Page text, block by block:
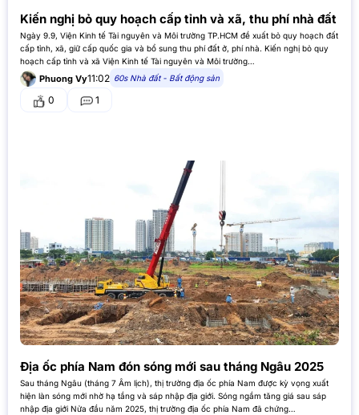
Kiến nghị bỏ quy hoạch cấp tỉnh và xã, thu phí nhà đất
Ngày 9.9, Viện Kinh tế Tài nguyên và Môi trường TP.HCM đề xuất bỏ quy hoạch đất
cấp tỉnh, xã, giữ cấp quốc gia và bổ sung thu phí đất ở, phí nhà. Kiến nghị bỏ quy
hoạch cấp tỉnh và xã Viện Kinh tế Tài nguyên và Môi trường…
Phuong Vy11:02 60s Nhà đất - Bất động sản
0 1
Địa ốc phía Nam đón sóng mới sau tháng Ngâu 2025
Sau tháng Ngâu (tháng 7 Âm lịch), thị trường địa ốc phía Nam được kỳ vọng xuất
hiện làn sóng mới nhờ hạ tầng và sáp nhập địa giới. Sóng ngầm tăng giá sau sáp
nhập địa giới Nửa đầu năm 2025, thị trường địa ốc phía Nam đã chứng…